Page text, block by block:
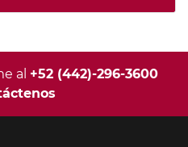
al +52 (442)-296-3600